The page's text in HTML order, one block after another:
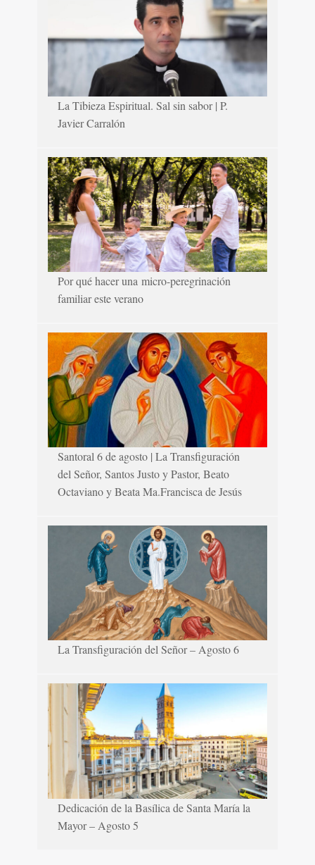
La Tibieza Espiritual. Sal sin sabor | P.
Javier Carralón
Por qué hacer una micro-peregrinación
familiar este verano
Santoral 6 de agosto | La Transfiguración
del Señor, Santos Justo y Pastor, Beato
Octaviano y Beata Ma.Francisca de Jesús
La Transfiguración del Señor – Agosto 6
Dedicación de la Basílica de Santa María la
Mayor – Agosto 5